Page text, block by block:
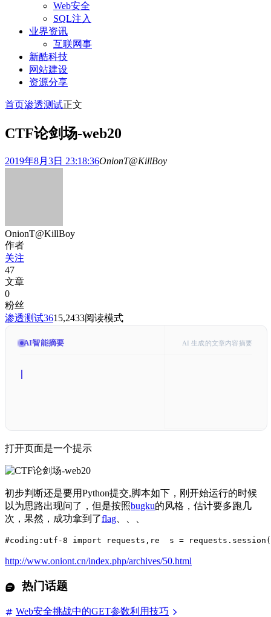
Web安全
SQL注入
业界资讯
互联网事
新酷科技
网站建设
资源分享
首页渗透测试正文
CTF论剑场-web20
2019年8月3日 23:18:36OnionT@KillBoy
OnionT@KillBoy
作者
关注
47
文章
0
粉丝
渗透测试3615,2433阅读模式
AI智能摘要 AI 生成的文章内容摘要
打开页面是一个提示
初步判断还是要用Python提交,脚本如下，刚开始运行的时候
以为思路出现问了，但是按照bugku的风格，估计要多跑几
次，果然，成功拿到了flag、、、
#coding:utf-8 import requests,re  s =
http://www.oniont.cn/index.php/archives/50.html
热门话题
Web安全挑战中的GET参数利用技巧